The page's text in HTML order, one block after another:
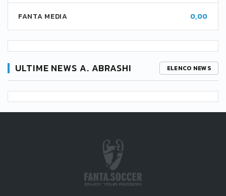
FANTA MEDIA 0,00
ULTIME NEWS A. ABRASHI ELENCO NEWS